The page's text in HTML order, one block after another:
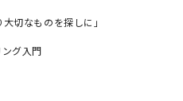
切なものを探しに」
グ入門